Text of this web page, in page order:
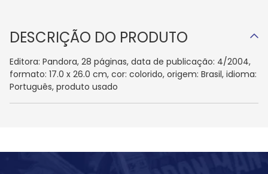
DESCRIÇÃO DO PRODUTO
Editora: Pandora, 28 páginas, data de publicação: 4/2004,
formato: 17.0 x 26.0 cm, cor: colorido, origem: Brasil, idioma:
Português, produto usado